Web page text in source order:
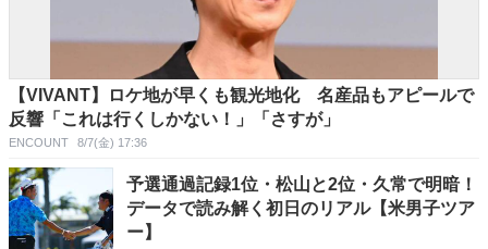
【VIVANT】ロケ地が早くも観光地化 名産品もアピールで
反響「これは行くしかない！」「さすが」
ENCOUNT 8/7(金) 17:36
予選通過記録1位・松山と2位・久常で明暗！
データで読み解く初日のリアル【米男子ツア
ー】